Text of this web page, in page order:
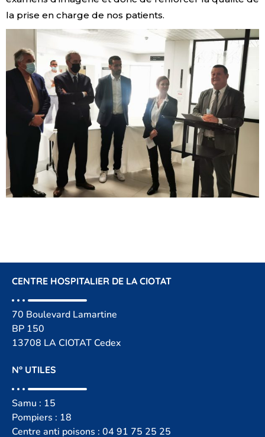
la prise en charge de nos patients.
CENTRE HOSPITALIER DE LA CIOTAT
70 Boulevard Lamartine
BP 150
13708 LA CIOTAT Cedex
N° UTILES
Samu : 15
Pompiers : 18
Centre anti poisons : 04 91 75 25 25